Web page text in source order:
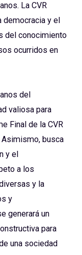
La CVR
y el
del conocimiento
ocurridos en
del
valiosa para
Final de la CVR
Asimismo, busca
y el
a los
y la
y
generará un
para
una sociedad